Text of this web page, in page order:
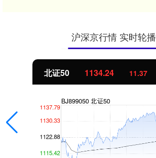
沪深京行情 实时轮播
北证50 1134.24 11.37